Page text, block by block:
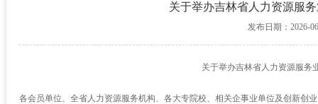
关于举办吉林省人力资源服
发布日期：2026-
关于举办吉林省人力资源服务
各会员单位、全省人力资源服务机构、各大专院校、相关企事业单位及创新创